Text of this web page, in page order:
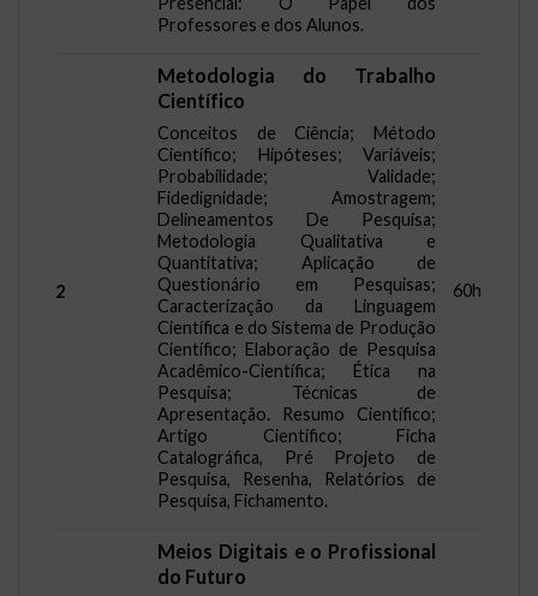
Professores e dos Alunos.
2
Metodologia do Trabalho
Científico
Conceitos de Ciência; Método
Científico; Hipóteses; Variáveis;
Probabilidade; Validade;
Fidedignidade; Amostragem;
Delineamentos De Pesquisa;
Metodologia Qualitativa e
Quantitativa; Aplicação de
Questionário em Pesquisas;
Caracterização da Linguagem
Científica e do Sistema de Produção
Científico; Elaboração de Pesquisa
Acadêmico-Científica; Ética na
Pesquisa; Técnicas de
Apresentação. Resumo Científico;
Artigo Científico; Ficha
Catalográfica, Pré Projeto de
Pesquisa, Resenha, Relatórios de
Pesquisa, Fichamento.
60h
Meios Digitais e o Profissional
do Futuro